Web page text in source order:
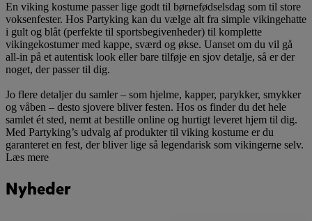
En viking kostume passer lige godt til børnefødselsdag som til store
voksenfester. Hos Partyking kan du vælge alt fra simple vikingehatte
i gult og blåt (perfekte til sportsbegivenheder) til komplette
vikingekostumer med kappe, sværd og økse. Uanset om du vil gå
all-in på et autentisk look eller bare tilføje en sjov detalje, så er der
noget, der passer til dig.
Jo flere detaljer du samler – som hjelme, kapper, parykker, smykker
og våben – desto sjovere bliver festen. Hos os finder du det hele
samlet ét sted, nemt at bestille online og hurtigt leveret hjem til dig.
Med Partyking’s udvalg af produkter til viking kostume er du
garanteret en fest, der bliver lige så legendarisk som vikingerne selv.
Læs mere
Nyheder